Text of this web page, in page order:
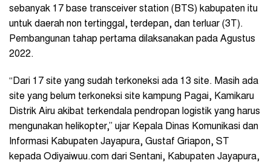
sebanyak 17 base transceiver station (BTS) kabupaten itu
untuk daerah non tertinggal, terdepan, dan terluar (3T).
Pembangunan tahap pertama dilaksanakan pada Agustus
2022.
“Dari 17 site yang sudah terkoneksi ada 13 site. Masih ada
site yang belum terkoneksi site kampung Pagai, Kamikaru
Distrik Airu akibat terkendala pendropan logistik yang harus
mengunakan helikopter,” ujar Kepala Dinas Komunikasi dan
Informasi Kabupaten Jayapura, Gustaf Griapon, ST
kepada Odiyaiwuu.com dari Sentani, Kabupaten Jayapura,